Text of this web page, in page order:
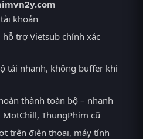
khoản
trợ Vietsub chính xác
tải nhanh, không buffer khi
thành toàn bộ – nhanh
ThungPhim cũ
trên điện thoại, máy tính